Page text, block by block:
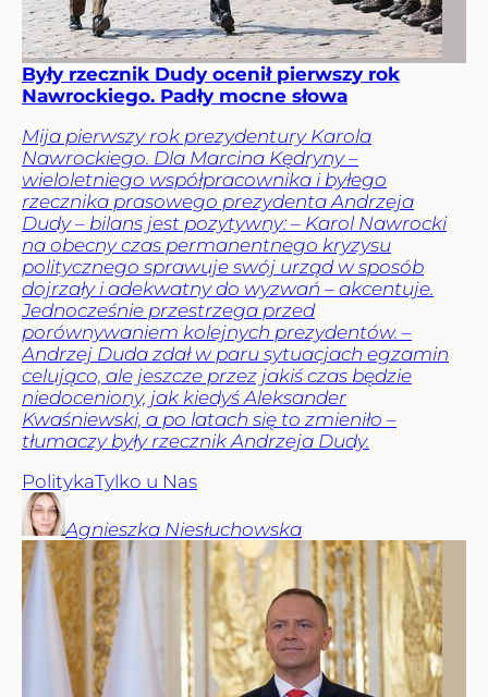
Były rzecznik Dudy ocenił pierwszy rok
Nawrockiego. Padły mocne słowa
Mija pierwszy rok prezydentury Karola
Nawrockiego. Dla Marcina Kędryny –
wieloletniego współpracownika i byłego
rzecznika prasowego prezydenta Andrzeja
Dudy – bilans jest pozytywny: – Karol Nawrocki
na obecny czas permanentnego kryzysu
politycznego sprawuje swój urząd w sposób
dojrzały i adekwatny do wyzwań – akcentuje.
Jednocześnie przestrzega przed
porównywaniem kolejnych prezydentów. –
Andrzej Duda zdał w paru sytuacjach egzamin
celująco, ale jeszcze przez jakiś czas będzie
niedoceniony, jak kiedyś Aleksander
Kwaśniewski, a po latach się to zmieniło –
tłumaczy były rzecznik Andrzeja Dudy.
PolitykaTylko u Nas
Agnieszka Niesłuchowska